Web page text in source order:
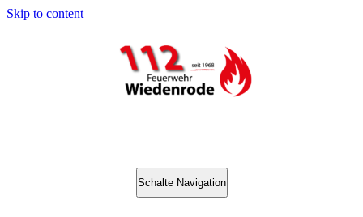
Skip to content
Schalte Navigation